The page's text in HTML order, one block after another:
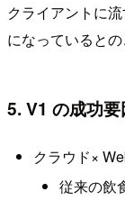
クライアントに
になっているとの
5. V1 の成功要
クラウド×
従来の飲